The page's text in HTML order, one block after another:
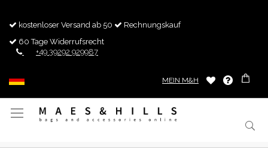
kostenloser Versand ab 50
Rechnungskauf
60 Tage Widerrufsrecht
+49 39292 929987
MEIN M&H
Navigation
umschalten